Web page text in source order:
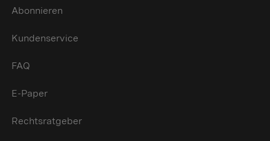
Abonnieren
Kundenservice
FAQ
E-Paper
Rechtsratgeber